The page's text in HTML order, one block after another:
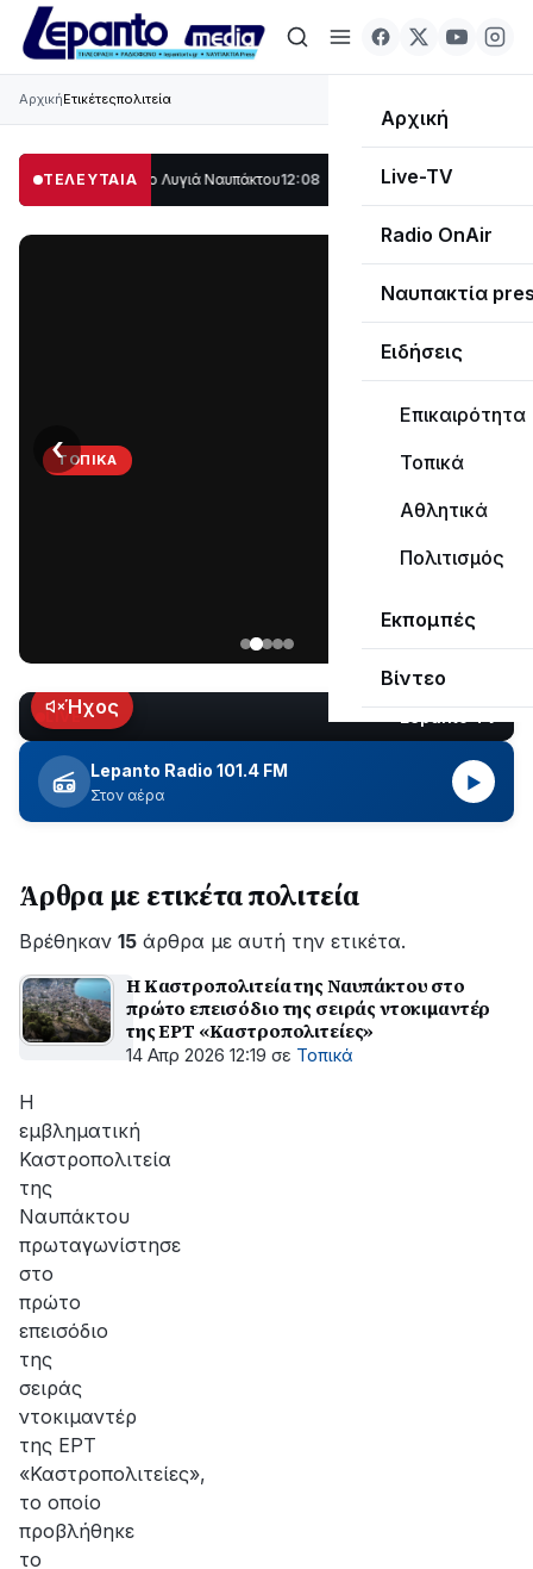
Αρχική
Live-TV
Radio OnAir
Ναυπακτία
Ειδήσεις
Επικαιρότητα
Τοπικά
Αθλητικά
Πολιτισμός
Εκπομπές
Βίντεο
ΑρχικήΕτικέτεςπολιτεία
ΤΕΛΕΥΤΑΙΑ
μέρος στο Λυγιά Ναυπάκτου 12:08 Σε τροχιά υλοποίησης η Παράκαμψη
ΤΟΠΙΚΆ
Ναυπάκτου
εδώ
και
περίπου
δύο
ώρες
εξέλιξη
οι
εργασίες
ΔΕΔΔΗΕ
για
την
αποκατάσταση
βλάβης
‹
LIVEΉχος
Lepanto Radio 101.4 FM
Στον αέρα
▶
Άρθρα με ετικέτα πολιτεία
Βρέθηκαν 15 άρθρα με αυτή την ετικέτα.
Η Καστροπολιτεία της Ναυπάκτου στο
πρώτο επεισόδιο της σειράς ντοκιμαντέρ
της ΕΡΤ «Καστροπολιτείες»
14 Απρ 2026 12:19 σε Τοπικά
Η
εμβληματική
Καστροπολιτεία
της
Ναυπάκτου
πρωταγωνίστησε
στο
πρώτο
επεισόδιο
της
σειράς
ντοκιμαντέρ
της ΕΡΤ
«Καστροπολιτείες»,
το οποίο
προβλήθηκε
το